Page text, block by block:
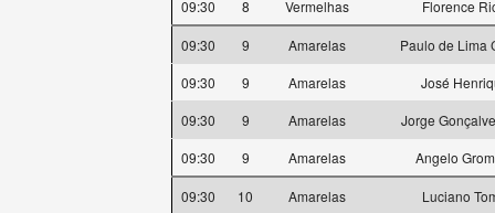
09:30
8 Vermelhas Florence
09:30 9 Amarelas
Paulo de Lima
09:30
9 Amarelas
José
09:30
9 Amarelas
Jorge
09:30
9 Amarelas Angelo
09:30 10 Amarelas
Luciano